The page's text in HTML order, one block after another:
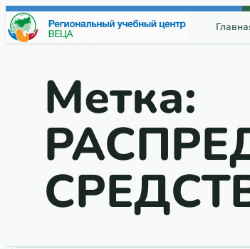
Перейти к содержимому
Метка: